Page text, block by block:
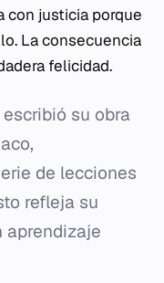
con justicia porque
La consecuencia
felicidad.
su obra
,
de lecciones
refleja su
aprendizaje